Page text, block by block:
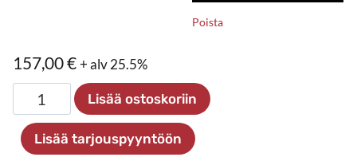
Poista
157,00€+ alv 25.5%
Menuteline
lattialle
korkeussäädöllä,
musta
Lisää ostoskoriin
Lisää tarjouspyyntöön